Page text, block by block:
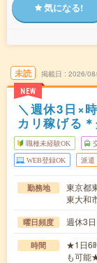
気になる!
未読
NEW
掲載日 2026/
＼週休3日×
カリ稼げる
職種未経験OK
WEB登録OK 派遣
勤務地
東京都
東大和
曜日頻度 週休3
時間
★1日6
も可能